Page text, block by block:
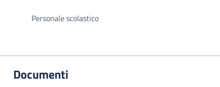
Personale scolastico
Documenti